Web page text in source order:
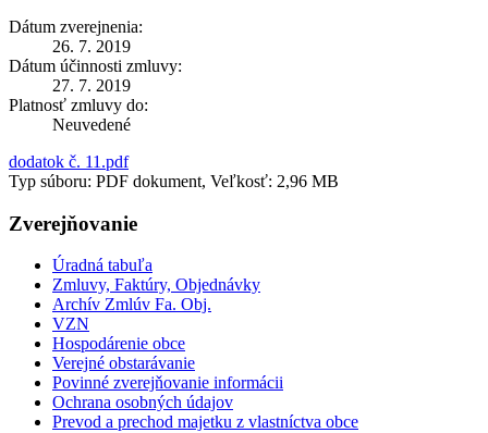
Dátum zverejnenia:
26. 7. 2019
Dátum účinnosti zmluvy:
27. 7. 2019
Platnosť zmluvy do:
Neuvedené
dodatok č. 11.pdf
Typ súboru: PDF dokument, Veľkosť: 2,96 MB
Zverejňovanie
Úradná tabuľa
Zmluvy, Faktúry, Objednávky
Archív Zmlúv Fa. Obj.
VZN
Hospodárenie obce
Verejné obstarávanie
Povinné zverejňovanie informácii
Ochrana osobných údajov
Prevod a prechod majetku z vlastníctva obce